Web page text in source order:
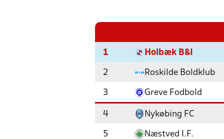
1 Holbæk B&I
2 Roskilde Boldklub
3 Greve Fodbold
4 Nykøbing FC
5 Næstved I.F.